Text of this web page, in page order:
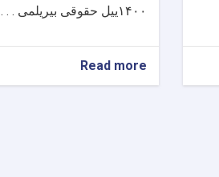
۱۴۰۰ییل حقوقی بیریلمی . . .
Read more
حورمتلی